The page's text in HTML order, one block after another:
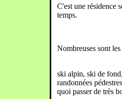
C'est une résidence
temps.
Nombreuses sont
ski alpin, ski de
randonnées
quoi passer de très